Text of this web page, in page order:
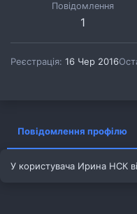
Повідомлення
1
Реєстрація 16 Чер 2016
Повідомлення профілю
У користувача Ирина НСК